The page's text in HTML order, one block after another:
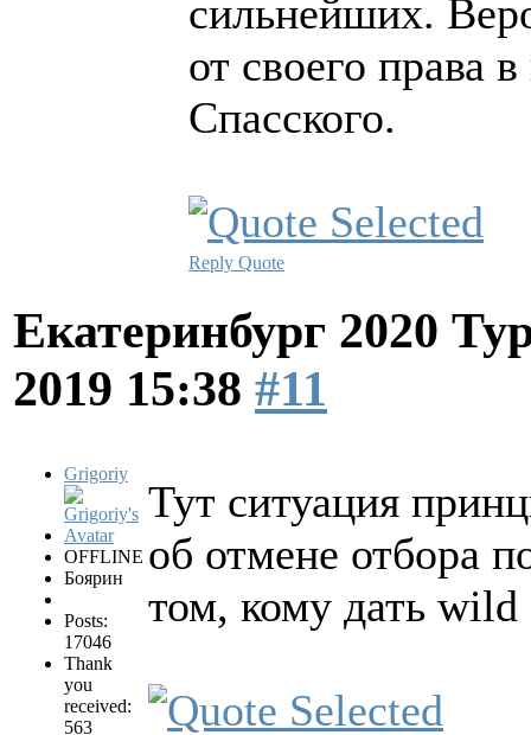
сильнейших.
от своего права
Спасского.
Reply Quote
Екатеринбург 2020
2019 15:38 #11
Grigoriy
OFFLINE
Боярин
Posts:
17046
Thank
you
received:
563
Тут ситуация
об отмене отбора
том, кому дать wild